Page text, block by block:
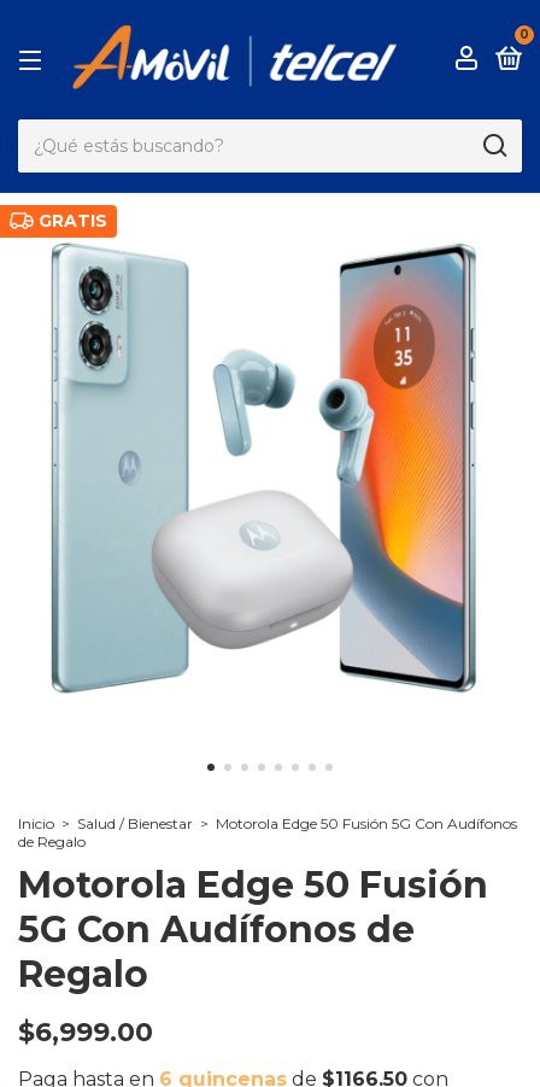
0
GRATIS
Inicio > Salud / Bienestar > Motorola Edge 50 Fusión 5G Con Audífonos
de Regalo
Motorola Edge 50 Fusión
5G Con Audífonos de
Regalo
$6,999.00
Paga hasta en 6 quincenas de $1166.50 con